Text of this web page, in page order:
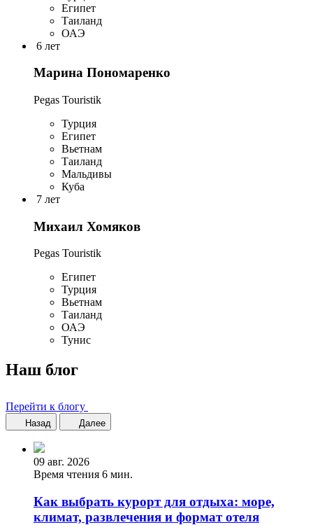
Египет
Таиланд
ОАЭ
6 лет
Марина Пономаренко
Pegas Touristik
Турция
Египет
Вьетнам
Таиланд
Мальдивы
Куба
7 лет
Михаил Хомяков
Pegas Touristik
Египет
Турция
Вьетнам
Таиланд
ОАЭ
Тунис
Наш блог
Перейти к блогу
Назад Далее
09 авг. 2026
Время чтения 6 мин.
Как выбрать курорт для отдыха: море,
климат, развлечения и формат отеля